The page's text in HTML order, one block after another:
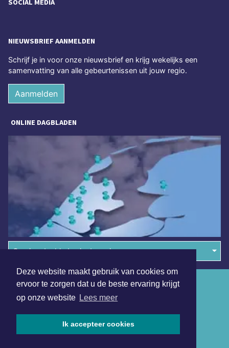
Deze website maakt gebruik van cookies om
ervoor te zorgen dat u de beste ervaring krijgt
op onze website Lees meer
Ik accepteer cookies
SOCIAL MEDIA
NIEUWSBRIEF AANMELDEN
Schrijf je in voor onze nieuwsbrief en krijg wekelijks een
samenvatting van alle gebeurtenissen uit jouw regio.
Aanmelden
ONLINE DAGBLADEN
Overige dagbladen in de regio
Algemene voorwaarden
Disclaimer